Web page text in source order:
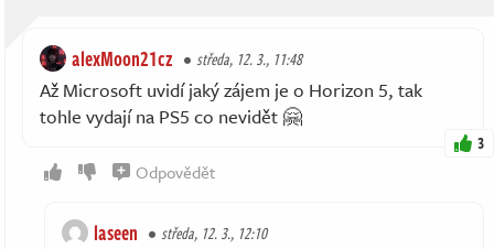
alexMoon21cz středa, 12. 3., 11:48
Až Microsoft uvidí jaký zájem je o Horizon 5, tak
tohle vydají na PS5 co nevidět 🤗
3
Odpovědět
laseen středa, 12. 3., 12:10